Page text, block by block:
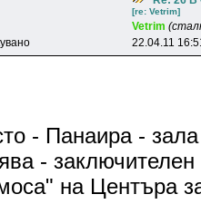
[re: Vetrim]
Vetrim
22.04.11
- Панаира -
-
на Центъра